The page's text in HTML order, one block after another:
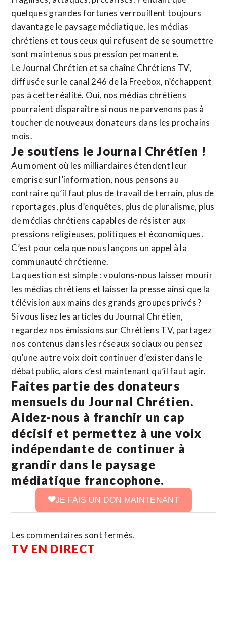
quelques grandes fortunes verrouillent toujours
davantage le paysage médiatique, les médias
chrétiens et tous ceux qui refusent de se soumettre
sont maintenus sous pression permanente.
Le Journal Chrétien et sa chaîne Chrétiens TV,
diffusée sur le canal 246 de la Freebox, n’échappent
pas à cette réalité. Oui, nos médias chrétiens
pourraient disparaître si nous ne parvenons pas à
toucher de nouveaux donateurs dans les prochains
mois.
Je soutiens le Journal Chrétien !
Au moment où les milliardaires étendent leur
emprise sur l’information, nous pensons au
contraire qu’il faut plus de travail de terrain, plus de
reportages, plus d’enquêtes, plus de pluralisme, plus
de médias chrétiens capables de résister aux
pressions religieuses, politiques et économiques.
C’est pour cela que nous lançons un appel à la
communauté chrétienne.
La question est simple : voulons-nous laisser mourir
les médias chrétiens et laisser la presse ainsi que la
télévision aux mains des grands groupes privés ?
Si vous lisez les articles du Journal Chrétien,
regardez nos émissions sur Chrétiens TV, partagez
nos contenus dans les réseaux sociaux ou pensez
qu’une autre voix doit continuer d’exister dans le
débat public, alors c’est maintenant qu’il faut agir.
Faites partie des donateurs
mensuels du Journal Chrétien.
Aidez-nous à franchir un cap
décisif et permettez à une voix
indépendante de continuer à
grandir dans le paysage
médiatique francophone.
JE FAIS UN DON MAINTENANT
Les commentaires sont fermés.
TV EN DIRECT